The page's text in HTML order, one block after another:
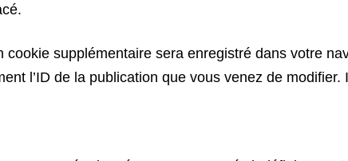
supplémentaire sera enregistré dans votre
l’ID de la publication que vous venez de modifier.